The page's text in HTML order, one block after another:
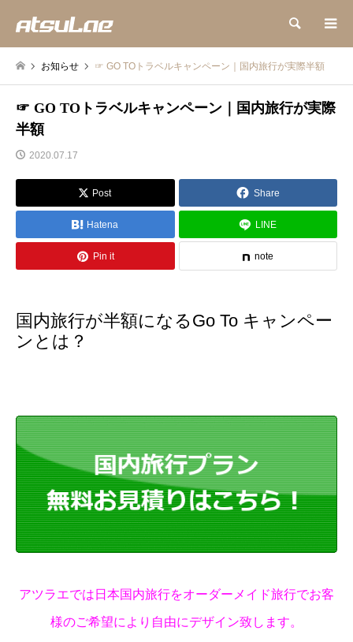
検索
お知らせ ☞ GO TOトラベルキャンペーン｜国内旅行が実際半額
☞ GO TOトラベルキャンペーン｜国内旅行が実際
半額
2020.07.17
Post Share
Hatena LINE
Pin it note
国内旅行が半額になるGo To キャンペー
ンとは？
アツラエでは日本国内旅行をオーダーメイド旅行でお客
様のご希望により自由にデザイン致します。